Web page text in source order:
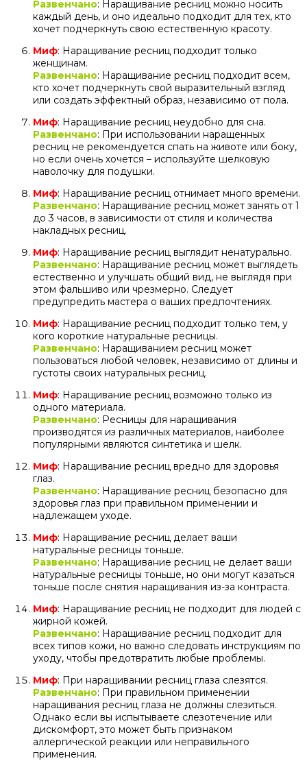
Развенчано: Наращивание ресниц можно носить
каждый день, и оно идеально подходит для тех, кто
хочет подчеркнуть свою естественную красоту.
Миф: Наращивание ресниц подходит только
женщинам.
Развенчано: Наращивание ресниц подходит всем,
кто хочет подчеркнуть свой выразительный взгляд
или создать эффектный образ, независимо от пола.
Миф: Наращивание ресниц неудобно для сна.
Развенчано: При использовании наращенных
ресниц не рекомендуется спать на животе или боку,
но если очень хочется – используйте шелковую
наволочку для подушки.
Миф: Наращивание ресниц отнимает много времени.
Развенчано: Наращивание ресниц может занять от 1
до 3 часов, в зависимости от стиля и количества
накладных ресниц.
Миф: Наращивание ресниц выглядит ненатурально.
Развенчано: Наращивание ресниц может выглядеть
естественно и улучшать общий вид, не выглядя при
этом фальшиво или чрезмерно. Следует
предупредить мастера о ваших предпочтениях.
Миф: Наращивание ресниц подходит только тем, у
кого короткие натуральные ресницы.
Развенчано: Наращиванием ресниц может
пользоваться любой человек, независимо от длины и
густоты своих натуральных ресниц.
Миф: Наращивание ресниц возможно только из
одного материала.
Развенчано: Ресницы для наращивания
производятся из различных материалов, наиболее
популярными являются синтетика и шелк.
Миф: Наращивание ресниц вредно для здоровья
глаз.
Развенчано: Наращивание ресниц безопасно для
здоровья глаз при правильном применении и
надлежащем уходе.
Миф: Наращивание ресниц делает ваши
натуральные ресницы тоньше.
Развенчано: Наращивание ресниц не делает ваши
натуральные ресницы тоньше, но они могут казаться
тоньше после снятия наращивания из-за контраста.
Миф: Наращивание ресниц не подходит для людей с
жирной кожей.
Развенчано: Наращивание ресниц подходит для
всех типов кожи, но важно следовать инструкциям по
уходу, чтобы предотвратить любые проблемы.
Миф: При наращивании ресниц глаза слезятся.
Развенчано: При правильном применении
наращивания ресниц глаза не должны слезиться.
Однако если вы испытываете слезотечение или
дискомфорт, это может быть признаком
аллергической реакции или неправильного
применения.